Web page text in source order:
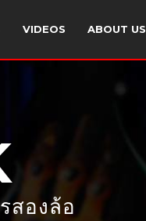
VIDEOS ABOUT US
สองล้อ